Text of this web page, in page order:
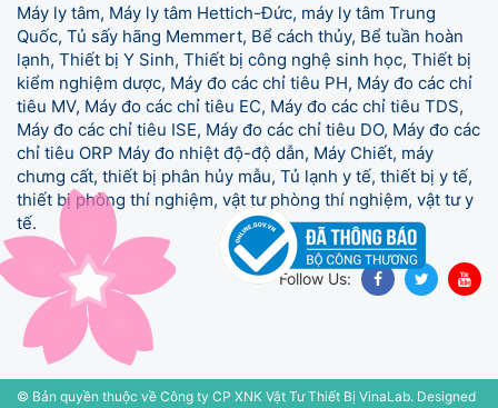
Máy ly tâm, Máy ly tâm Hettich-Đức, máy ly tâm Trung
Quốc, Tủ sấy hãng Memmert, Bể cách thủy, Bể tuần hoàn
lạnh, Thiết bị Y Sinh, Thiết bị công nghệ sinh học, Thiết bị
kiểm nghiệm dược, Máy đo các chỉ tiêu PH, Máy đo các chỉ
tiêu MV, Máy đo các chỉ tiêu EC, Máy đo các chỉ tiêu TDS,
Máy đo các chỉ tiêu ISE, Máy đo các chỉ tiêu DO, Máy đo các
chỉ tiêu ORP Máy đo nhiệt độ-độ dẫn, Máy Chiết, máy
chưng cất, thiết bị phân hủy mẫu, Tủ lạnh y tế, thiết bị y tế,
thiết bị phòng thí nghiệm, vật tư phòng thí nghiệm, vật tư y
tế.
Follow Us:
© Bản quyền thuộc về Công ty CP XNK Vật Tư Thiết Bị VinaLab. Designed